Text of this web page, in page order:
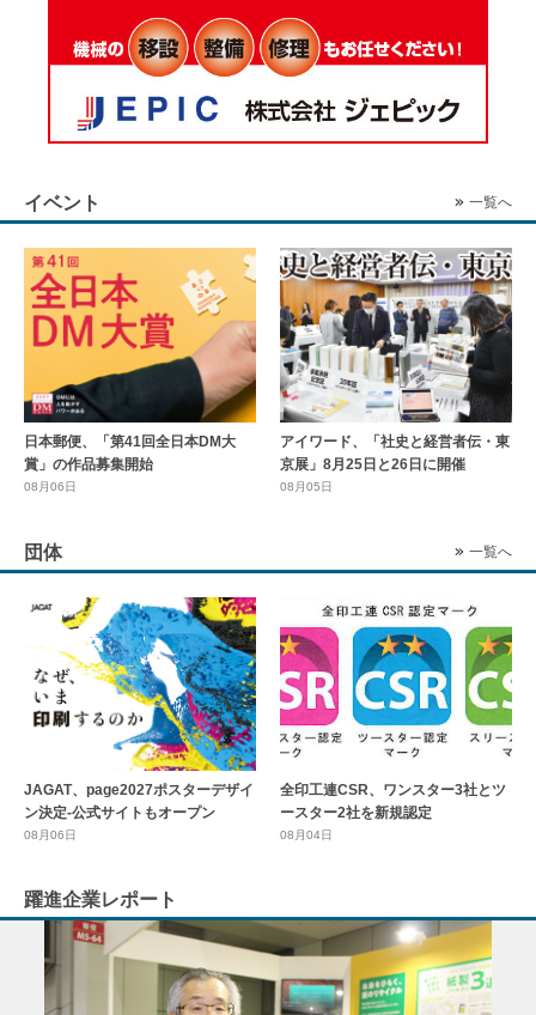
イベント 一覧へ
日本郵便、「第41回全日本DM大
賞」の作品募集開始
08月06日
アイワード、「社史と経営者伝・東
京展」8月25日と26日に開催
08月05日
団体 一覧へ
JAGAT、page2027ポスターデザイ
ン決定-公式サイトもオープン
08月06日
全印工連CSR、ワンスター3社とツ
ースター2社を新規認定
08月04日
躍進企業レポート